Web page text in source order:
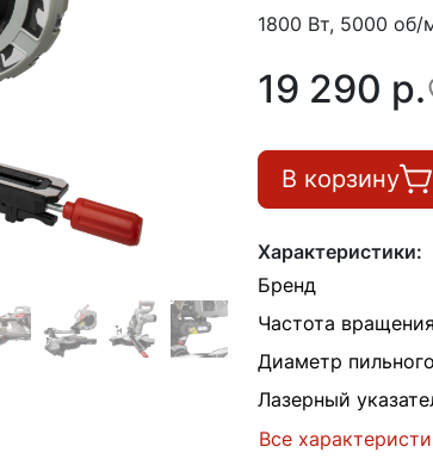
1800 Вт, 5000 об/
19 290 p.
В корзину
Характеристики:
Бренд
Частота
Диаметр
Лазерный
Все